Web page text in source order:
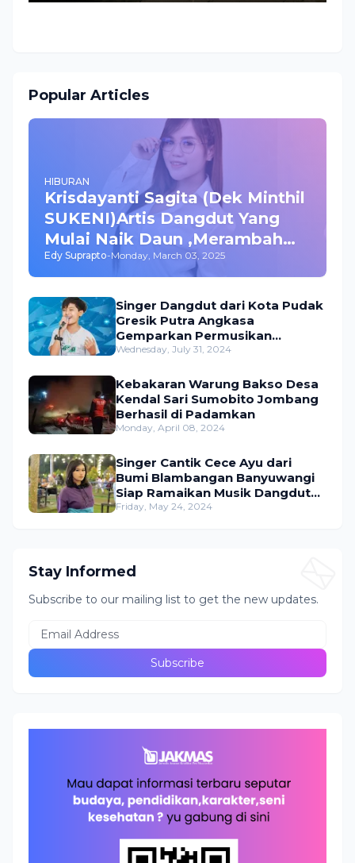
Popular Articles
HIBURAN
Krisdayanti Sagita (Dek Minthil
SUKENI)Artis Dangdut Yang
Mulai Naik Daun ,Merambah
Bisnis dan Akting
Edy Suprapto-Monday, March 03, 2025
Singer Dangdut dari Kota Pudak
Gresik Putra Angkasa
Gemparkan Permusikan
Dangdut Indonesia
Wednesday, July 31, 2024
Kebakaran Warung Bakso Desa
Kendal Sari Sumobito Jombang
Berhasil di Padamkan
Monday, April 08, 2024
Singer Cantik Cece Ayu dari
Bumi Blambangan Banyuwangi
Siap Ramaikan Musik Dangdut
Indonesia
Friday, May 24, 2024
Stay Informed
Subscribe to our mailing list to get the new updates.